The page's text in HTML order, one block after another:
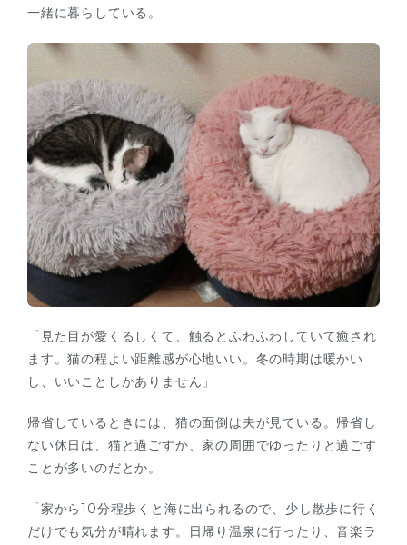
一緒に暮らしている。
「見た目が愛くるしくて、触るとふわふわしていて癒され
ます。猫の程よい距離感が心地いい。冬の時期は暖かい
し、いいことしかありません」
帰省しているときには、猫の面倒は夫が見ている。帰省し
ない休日は、猫と過ごすか、家の周囲でゆったりと過ごす
ことが多いのだとか。
「家から10分程歩くと海に出られるので、少し散歩に行く
だけでも気分が晴れます。日帰り温泉に行ったり、音楽ラ